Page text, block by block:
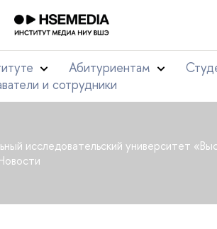
Абитуриентам
и сотрудники
исследовательский университет